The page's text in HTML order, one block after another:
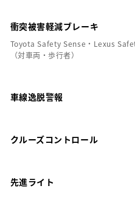
衝突被害軽減ブレーキ
Toyota Safety Sense・Lexus
（対車両・歩行者）
車線逸脱警報
クルーズコントロール
先進ライト